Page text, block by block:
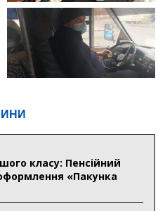
класу: Пенсійний
«Пакунка